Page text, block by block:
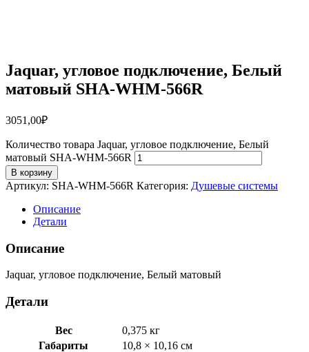
Jaquar, угловое подключение, Белый
матовый SHA-WHM-566R
3051,00₽
Количество товара Jaquar, угловое подключение, Белый
матовый SHA-WHM-566R
В корзину
Артикул: SHA-WHM-566R Категория: Душевые системы
Описание
Детали
Описание
Jaquar, угловое подключение, Белый матовый
Детали
Вес
0,375 кг
Габариты
10,8 × 10,16 см